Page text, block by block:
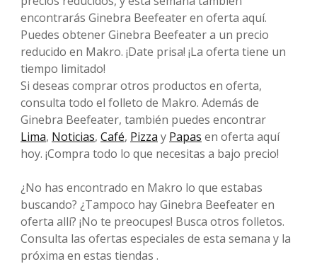
encontrarás Ginebra Beefeater en oferta aquí.
Puedes obtener Ginebra Beefeater a un precio
reducido en Makro. ¡Date prisa! ¡La oferta tiene un
tiempo limitado!
Si deseas comprar otros productos en oferta,
consulta todo el folleto de Makro. Además de
Ginebra Beefeater, también puedes encontrar
Lima, Noticias, Café, Pizza y Papas en oferta aquí
hoy. ¡Compra todo lo que necesitas a bajo precio!
¿No has encontrado en Makro lo que estabas
buscando? ¿Tampoco hay Ginebra Beefeater en
oferta allí? ¡No te preocupes! Busca otros folletos.
Consulta las ofertas especiales de esta semana y la
próxima en estas tiendas .